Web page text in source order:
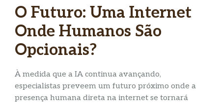
O Futuro: Uma Internet
Onde Humanos São
Opcionais?
À medida que a IA continua avançando,
especialistas preveem um futuro próximo onde a
presença humana direta na internet se tornará